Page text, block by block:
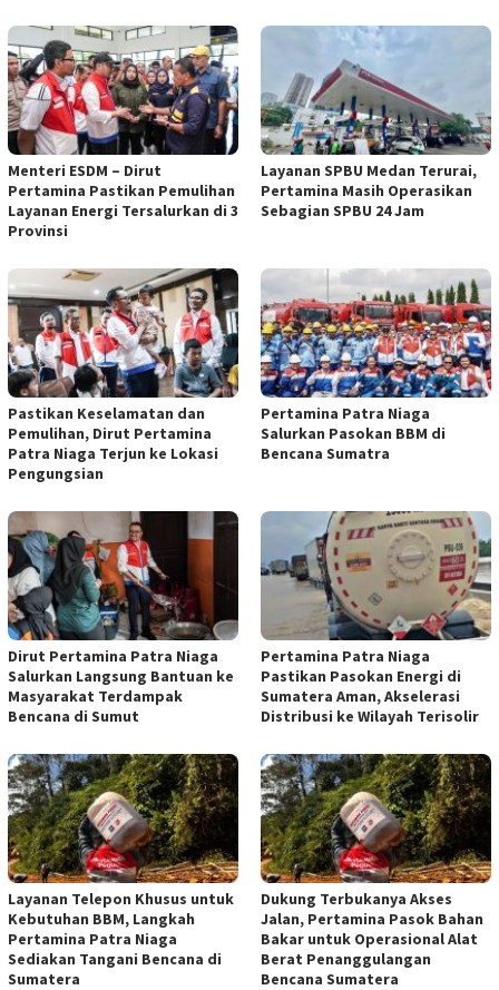
Menteri ESDM – Dirut
Pertamina Pastikan Pemulihan
Layanan Energi Tersalurkan di 3
Provinsi
Layanan SPBU Medan Terurai,
Pertamina Masih Operasikan
Sebagian SPBU 24 Jam
Pastikan Keselamatan dan
Pemulihan, Dirut Pertamina
Patra Niaga Terjun ke Lokasi
Pengungsian
Pertamina Patra Niaga
Salurkan Pasokan BBM di
Bencana Sumatra
Dirut Pertamina Patra Niaga
Salurkan Langsung Bantuan ke
Masyarakat Terdampak
Bencana di Sumut
Pertamina Patra Niaga
Pastikan Pasokan Energi di
Sumatera Aman, Akselerasi
Distribusi ke Wilayah Terisolir
Layanan Telepon Khusus untuk
Kebutuhan BBM, Langkah
Pertamina Patra Niaga
Sediakan Tangani Bencana di
Sumatera
Dukung Terbukanya Akses
Jalan, Pertamina Pasok Bahan
Bakar untuk Operasional Alat
Berat Penanggulangan
Bencana Sumatera